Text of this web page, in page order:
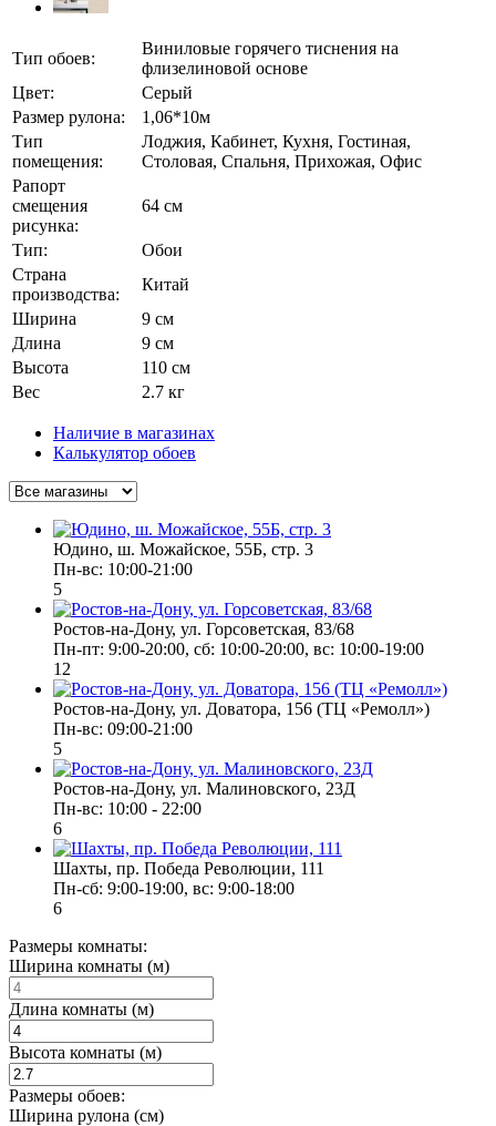
Тип обоев:
Виниловые горячего тиснения на
флизелиновой основе
Цвет:
Серый
Размер рулона:
1,06*10м
Тип
помещения:
Лоджия, Кабинет, Кухня, Гостиная,
Столовая, Спальня, Прихожая, Офис
Рапорт
смещения
рисунка:
64 см
Тип:
Обои
Страна
производства:
Китай
Ширина
9 см
Длина
9 см
Высота
110 см
Вес
2.7 кг
Наличие в магазинах
Калькулятор обоев
Юдино, ш. Можайское, 55Б, стр. 3
Пн-вс: 10:00-21:00
5
Ростов-на-Дону, ул. Горсоветская, 83/68
Пн-пт: 9:00-20:00, сб: 10:00-20:00, вс: 10:00-19:00
12
Ростов-на-Дону, ул. Доватора, 156 (ТЦ «Ремолл»)
Пн-вс: 09:00-21:00
5
Ростов-на-Дону, ул. Малиновского, 23Д
Пн-вс: 10:00 - 22:00
6
Шахты, пр. Победа Революции, 111
Пн-сб: 9:00-19:00, вс: 9:00-18:00
6
Размеры комнаты:
Ширина комнаты (м)
Длина комнаты (м)
Высота комнаты (м)
Размеры обоев:
Ширина рулона (см)